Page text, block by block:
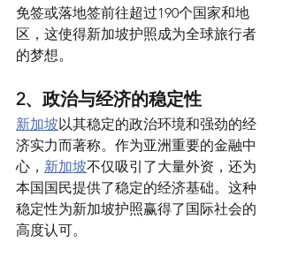
免签或落地签前往超过190个国家和地
区，这使得新加坡护照成为全球旅行者
的梦想。
2、政治与经济的稳定性
新加坡以其稳定的政治环境和强劲的经
济实力而著称。作为亚洲重要的金融中
心， 新加坡不仅吸引了大量外资，还为
本国国民提供了稳定的经济基础。这种
稳定性为新加坡护照赢得了国际社会的
高度认可。